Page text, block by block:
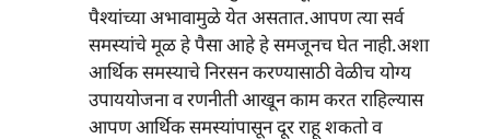
पैश्यांच्या अभावामुळे येत असतात.आपण त्या सर्व
समस्यांचे मूळ हे पैसा आहे हे समजूनच घेत नाही.अशा
आर्थिक समस्याचे निरसन करण्यासाठी वेळीच योग्य
उपाययोजना व रणनीती आखून काम करत राहिल्यास
आपण आर्थिक समस्यांपासून दूर राहू शकतो व